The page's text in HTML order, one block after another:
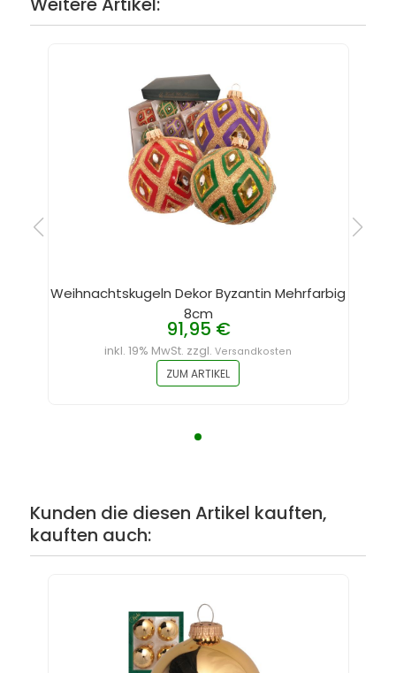
Weihnachtskugeln Dekor Byzantin Mehrfarbig
8cm
91,95 €
inkl. 19% MwSt. zzgl.Versandkosten
ZUM ARTIKEL
Kunden die diesen Artikel kauften,
kauften auch: